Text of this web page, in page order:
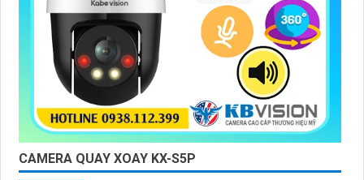
CAMERA QUAY XOAY KX-S5P